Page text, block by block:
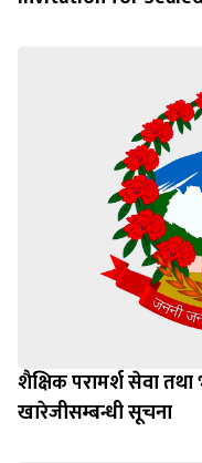
शैक्षिक परामर्श सेवा तथा
खारेजीसम्बन्धी सूचना